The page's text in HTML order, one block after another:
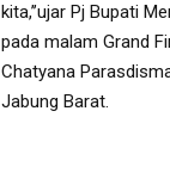
kita,’’ujar Pj Bupati
pada malam Grand
Chatyana
Jabung Barat.